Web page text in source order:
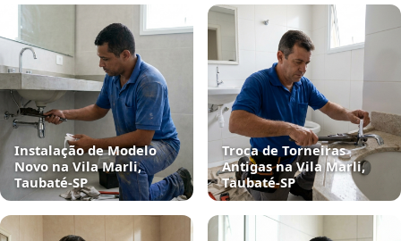
Instalação de Modelo
Novo na Vila Marli,
Taubaté‑SP
Troca de Torneiras
Antigas na Vila Marli,
Taubaté‑SP